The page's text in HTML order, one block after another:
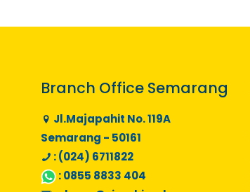
Branch Office Semarang
Jl.Majapahit No. 119A
Semarang - 50161
: (024) 6711822
:0855 8833 404